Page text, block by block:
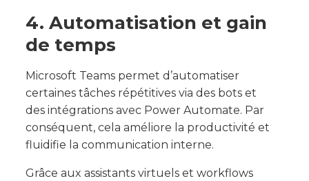
4. Automatisation et gain
de temps
Microsoft Teams permet d’automatiser
certaines tâches répétitives via des bots et
des intégrations avec Power Automate. Par
conséquent, cela améliore la productivité et
fluidifie la communication interne.
Grâce aux assistants virtuels et workflows